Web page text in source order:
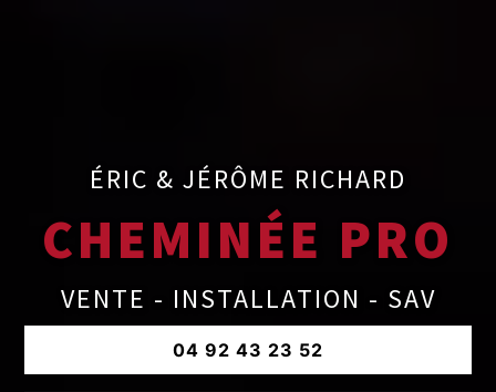
ÉRIC & JÉRÔME RICHARD
CHEMINÉE PRO
VENTE - INSTALLATION - SAV
04 92 43 23 52